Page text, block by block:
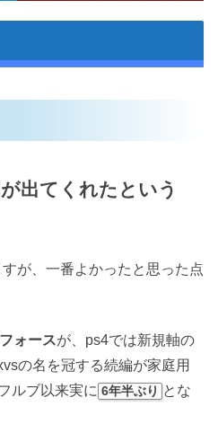
出てくれたという
が、一番よかったと思った点
フォースが、ps4では新規軸の
の名を冠する続編が家庭用
ルブ以来実に 6年半ぶり とな